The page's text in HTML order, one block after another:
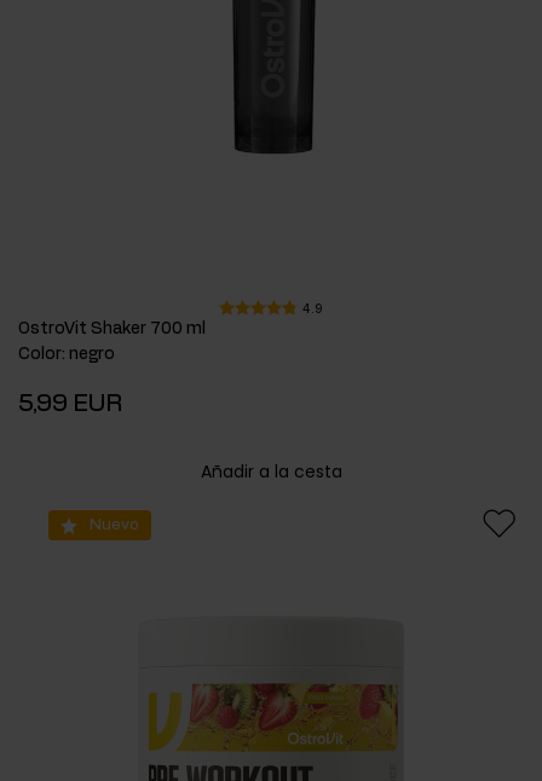
4.9
OstroVit Shaker 700 ml
Color: negro
5,99 EUR
Añadir a la cesta
Nuevo